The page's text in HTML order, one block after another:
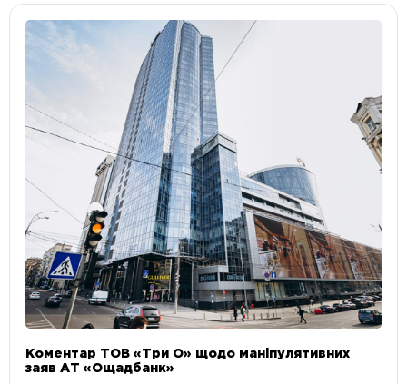
Коментар ТОВ «Три О» щодо маніпулятивних
заяв АТ «Ощадбанк»